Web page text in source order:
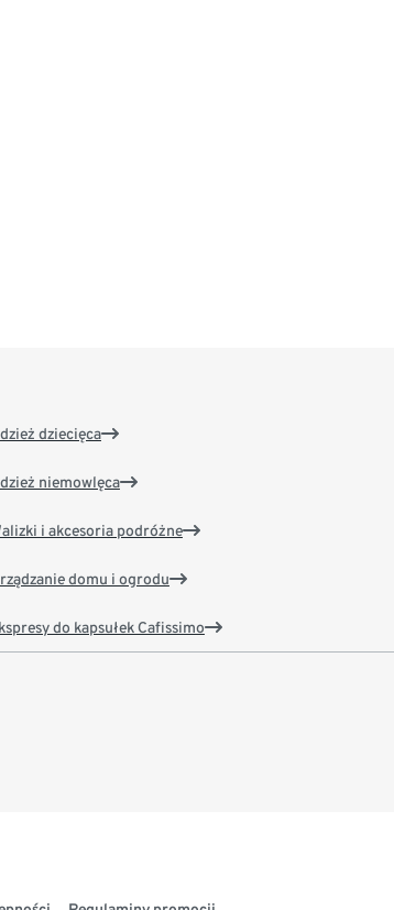
dziecięca
niemowlęca
i akcesoria podróżne
domu i ogrodu
do kapsułek Cafissimo